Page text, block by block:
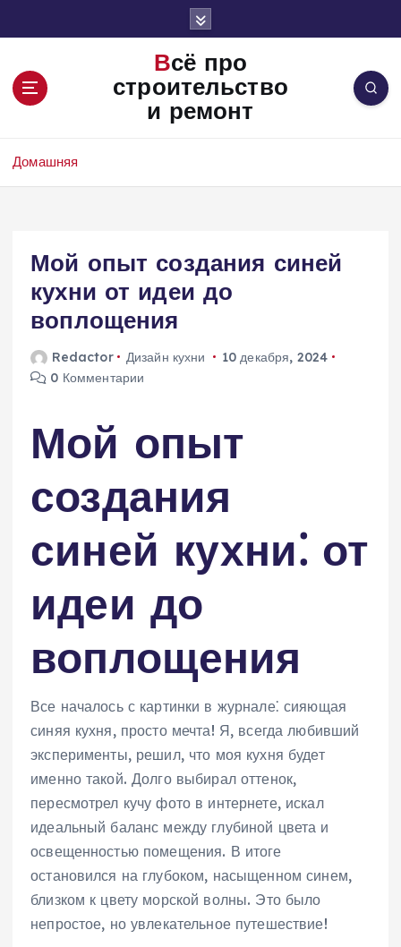
Всё про
строительство
и ремонт
Домашняя
Мой опыт создания синей
кухни от идеи до
воплощения
Redactor Дизайн кухни
10 декабря, 2024
0 Комментарии
Мой опыт
создания
синей кухни⁚ от
идеи до
воплощения
Все началось с картинки в журнале⁚ сияющая
синяя кухня, просто мечта! Я, всегда любивший
эксперименты, решил, что моя кухня будет
именно такой. Долго выбирал оттенок,
пересмотрел кучу фото в интернете, искал
идеальный баланс между глубиной цвета и
освещенностью помещения. В итоге
остановился на глубоком, насыщенном синем,
близком к цвету морской волны. Это было
непростое, но увлекательное путешествие!